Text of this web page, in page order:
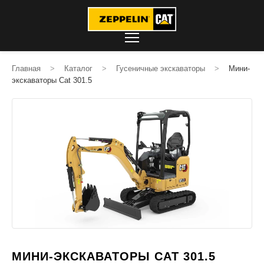
Главная > Каталог > Гусеничные экскаваторы >
Мини-
экскаваторы Cat 301.5
МИНИ-ЭКСКАВАТОРЫ CAT 301.5